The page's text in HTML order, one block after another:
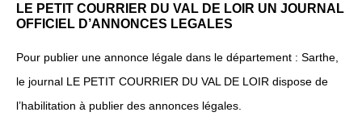
LE PETIT COURRIER DU VAL DE LOIR UN JOURNAL
OFFICIEL D’ANNONCES LEGALES
Pour publier une annonce légale dans le département : Sarthe,
le journal LE PETIT COURRIER DU VAL DE LOIR dispose de
l’habilitation à publier des annonces légales.